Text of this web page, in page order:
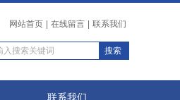
网站首页 在线留言 联系我们
联系我们